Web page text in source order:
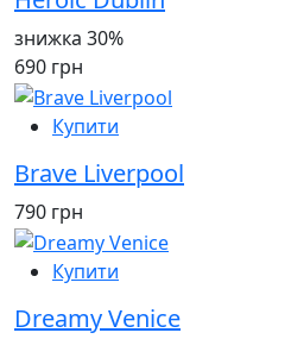
знижка 30%
690 грн
Купити
Brave Liverpool
790 грн
Купити
Dreamy Venice